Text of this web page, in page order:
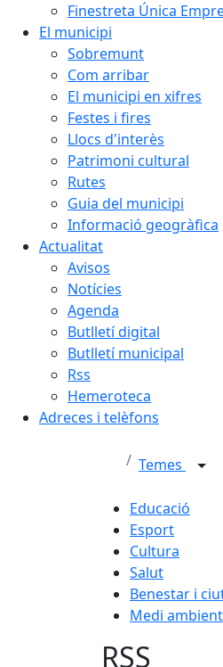
Finestreta Única
El municipi
Sobremunt
Com arribar
El municipi en xifres
Festes i fires
Llocs d'interès
Patrimoni cultural
Rutes
Guia del municipi
Informació geogràfica
Actualitat
Avisos
Notícies
Agenda
Butlletí digital
Butlletí municipal
Rss
Hemeroteca
Adreces i telèfons
Temes
Educació
Esport
Cultura
Salut
Benestar i
Medi ambient
RSS